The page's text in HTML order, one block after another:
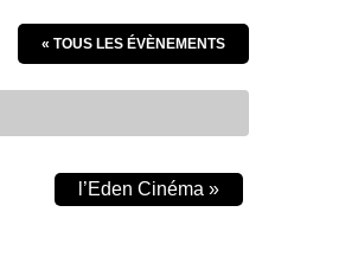
« TOUS LES ÉVÈNEMENTS
l’Eden Cinéma »